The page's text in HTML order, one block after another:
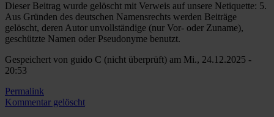
Dieser Beitrag wurde gelöscht mit Verweis auf unsere Netiquette: 5.
Aus Gründen des deutschen Namensrechts werden Beiträge
gelöscht, deren Autor unvollständige (nur Vor- oder Zuname),
geschützte Namen oder Pseudonyme benutzt.
Gespeichert von guido C (nicht überprüft) am Mi., 24.12.2025 -
20:53
Permalink
Kommentar gelöscht